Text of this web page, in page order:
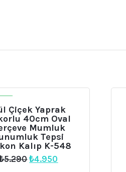
Çiçek Yaprak
40cm Oval
Mumluk
Tepsi
Kalıp K-548
5.290Orijinal
₺4.950